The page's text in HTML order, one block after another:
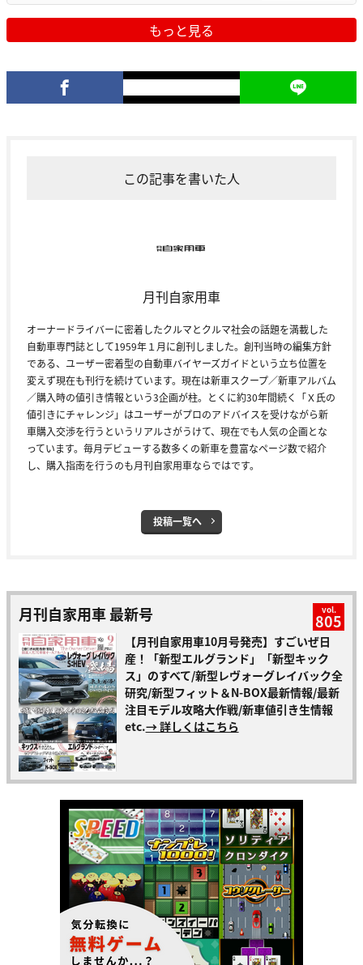
もっと見る
この記事を書いた人
月刊自家用車
オーナードライバーに密着したクルマとクルマ社会の話題を満載した
自動車専門誌として1959年１月に創刊しました。創刊当時の編集方針
である、ユーザー密着型の自動車バイヤーズガイドという立ち位置を
変えず現在も刊行を続けています。現在は新車スクープ／新車アルバム
／購入時の値引き情報という3企画が柱。とくに約30年間続く「Ｘ氏の
値引きにチャレンジ」はユーザーがプロのアドバイスを受けながら新
車購入交渉を行うというリアルさがうけて、現在でも人気の企画とな
っています。毎月デビューする数多くの新車を豊富なページ数で紹介
し、購入指南を行うのも月刊自家用車ならではです。
投稿一覧へ
月刊自家用車 最新号 vol.
805
【月刊自家用車10月号発売】すごいぜ日
産！「新型エルグランド」「新型キック
ス」のすべて/新型レヴォーグレイバック全
研究/新型フィット＆N-BOX最新情報/最新
注目モデル攻略大作戦/新車値引き生情報
etc.→ 詳しくはこちら